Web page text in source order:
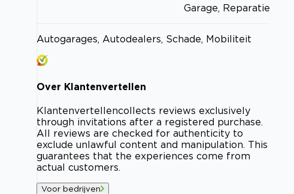
Garage, Reparatie
Autogarages, Autodealers, Schade, Mobiliteit
Over Klantenvertellen
Klantenvertellencollects reviews exclusively
through invitations after a registered purchase.
All reviews are checked for authenticity to
exclude unlawful content and manipulation. This
guarantees that the experiences come from
actual customers.
Voor bedrijven